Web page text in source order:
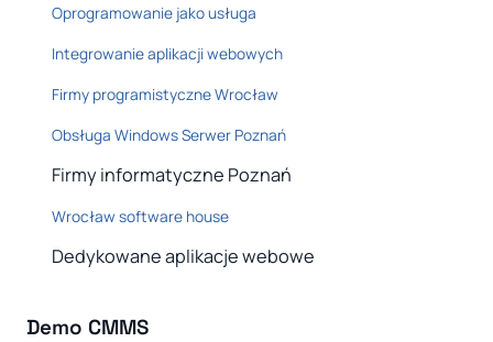
Oprogramowanie jako usługa
Integrowanie aplikacji webowych
Firmy programistyczne Wrocław
Obsługa Windows Serwer Poznań
Firmy informatyczne Poznań
Wrocław software house
Dedykowane aplikacje webowe
Demo CMMS